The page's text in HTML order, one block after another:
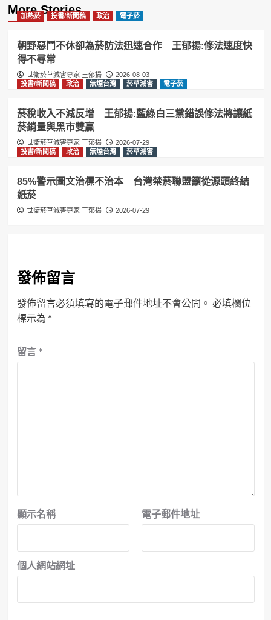
More Stories
加熱菸 投書/新聞稿 政治 電子菸
朝野惡鬥不休卻為菸防法迅速合作 王郁揚:修法速度快
得不尋常
世衛菸草減害專家 王郁揚
2026-08-03
投書/新聞稿
政治 無煙台灣 菸草減害 電子菸
菸稅收入不減反增 王郁揚:藍綠白三黨錯誤修法將讓紙
菸銷量與黑市雙贏
世衛菸草減害專家 王郁揚
2026-07-29
投書/新聞稿
政治 無煙台灣 菸草減害
85%警示圖文治標不治本 台灣禁菸聯盟籲從源頭終結
紙菸
世衛菸草減害專家 王郁揚 2026-07-29
發佈留言
發佈留言必須填寫的電子郵件地址不會公開。 必填欄位
標示為 *
留言 *
顯示名稱 電子郵件地址
個人網站網址